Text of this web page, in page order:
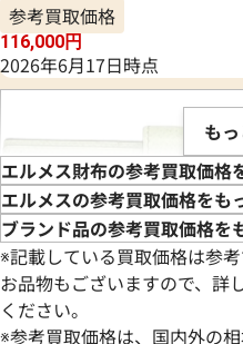
参考買取価格
116,000円
2026年6月17日時点
も
エルメス財布の参考買取価格
エルメスの参考買取価格をも
ブランド品の参考買取価格を
※記載している買取価格は参
お品物もございますので、詳
ください。
※参考買取価格は、国内外の